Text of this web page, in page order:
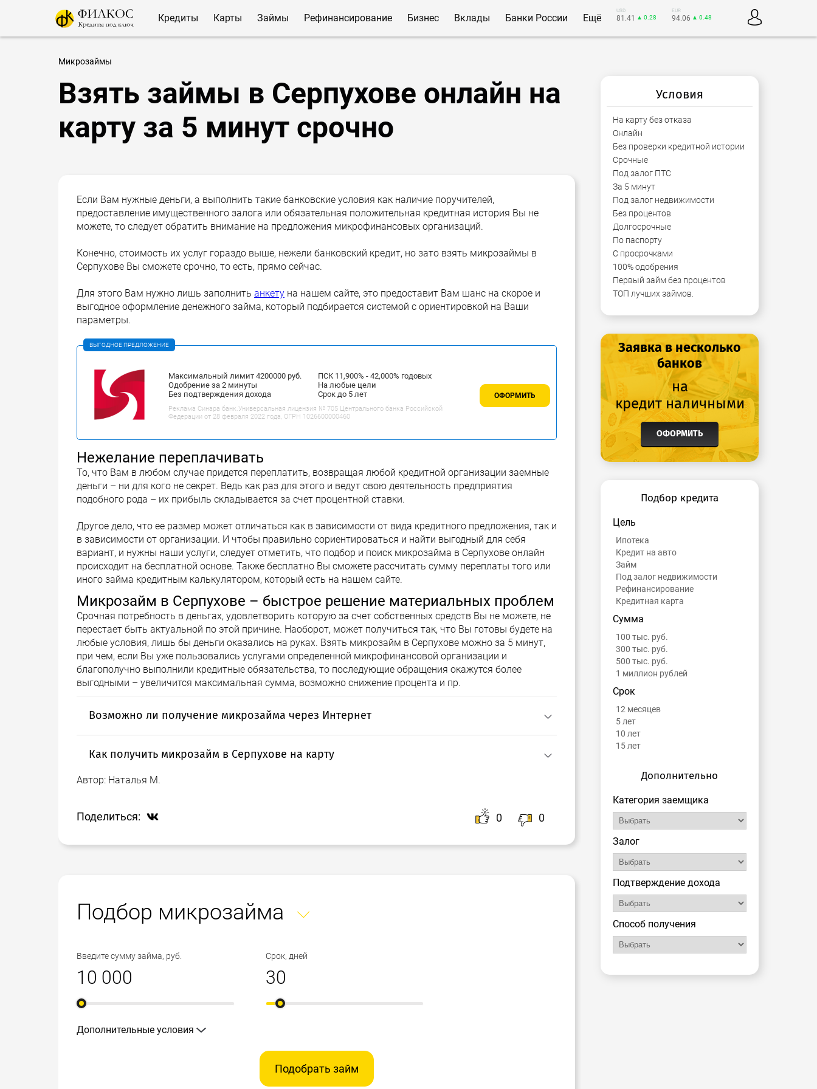
Кредиты Карты Займы Рефинансирование Бизнес Вклады Банки России Ещё
USD
81.41 ▲ 0.28
EUR
94.06 ▲ 0.48
Микрозаймы
Взять займы в Серпухове онлайн на
карту за 5 минут срочно
Если Вам нужные деньги, а выполнить такие банковские условия как наличие поручителей,
предоставление имущественного залога или обязательная положительная кредитная история Вы не
можете, то следует обратить внимание на предложения микрофинансовых организаций.
Конечно, стоимость их услуг гораздо выше, нежели банковский кредит, но зато взять микрозаймы в
Серпухове Вы сможете срочно, то есть, прямо сейчас.
Для этого Вам нужно лишь заполнить анкету на нашем сайте, это предоставит Вам шанс на скорое и
выгодное оформление денежного займа, который подбирается системой с ориентировкой на Ваши
параметры.
ВЫГОДНОЕ ПРЕДЛОЖЕНИЕ
Максимальный лимит 4200000 руб.
Одобрение за 2 минуты
Без подтверждения дохода
ПСК 11,900% - 42,000% годовых
На любые цели
Срок до 5 лет
Реклама Синара банк.Универсальная лицензия № 705 Центрального банка Российской
Федерации от 28 февраля 2022 года, ОГРН 1026600000460
ОФОРМИТЬ
Нежелание переплачивать
То, что Вам в любом случае придется переплатить, возвращая любой кредитной организации заемные
деньги – ни для кого не секрет. Ведь как раз для этого и ведут свою деятельность предприятия
подобного рода – их прибыль складывается за счет процентной ставки.
Другое дело, что ее размер может отличаться как в зависимости от вида кредитного предложения, так и
в зависимости от организации. И чтобы правильно сориентироваться и найти выгодный для себя
вариант, и нужны наши услуги, следует отметить, что подбор и поиск микрозайма в Серпухове онлайн
происходит на бесплатной основе. Также бесплатно Вы сможете рассчитать сумму переплаты того или
иного займа кредитным калькулятором, который есть на нашем сайте.
Микрозайм в Серпухове – быстрое решение материальных проблем
Срочная потребность в деньгах, удовлетворить которую за счет собственных средств Вы не можете, не
перестает быть актуальной по этой причине. Наоборот, может получиться так, что Вы готовы будете на
любые условия, лишь бы деньги оказались на руках. Взять микрозайм в Серпухове можно за 5 минут,
при чем, если Вы уже пользовались услугами определенной микрофинансовой организации и
благополучно выполнили кредитные обязательства, то последующие обращения окажутся более
выгодными – увеличится максимальная сумма, возможно снижение процента и пр.
Возможно ли получение микрозайма через Интернет
упрощает всю процедуру, позволяет избежать очередей, которые неприятны как заемщику, так и
получится большее число предложений. Взять микрозайм в Серпухове онлайн смогут
предпочитающих оформление непосредственно в офисе компании. Здесь:
Обращаем Ваше внимание, что кредитная история, конечно же, приветствуется положительная,
но то, что в ней есть отметки о прошлых просрочках не станет причиной для отказа, в этом
Как получить микрозайм в Серпухове на карту
Преимущества микрофинансирования пользуются повышенным спросом у населения, ведь не
нескольких минут, а использовать на свое усмотрение деньги в этот же день. Из документов Вам
нужен только паспорт, хотя в некоторых случаях потребуется один из следующих документов:
загранпаспорт;
Для экономии времени некоторые заемщики предпочитают получить не наличные, а перевод
средств на имеющуюся банковскую карту, карты крупных банков позволят Вам обналичить
средства в непосредственной близости от Вашего дома, к тому же станут еще одним
Автор: Наталья М.
Поделиться: 0 0
Подбор микрозайма
Введите сумму займа, руб. Срок, дней
Дополнительные условия
Подобрать займ
Условия
На карту без отказа
Онлайн
Без проверки кредитной истории
Срочные
Под залог ПТС
За 5 минут
Под залог недвижимости
Без процентов
Долгосрочные
По паспорту
С просрочками
100% одобрения
Первый займ без процентов
ТОП лучших займов.
Заявка в несколько
банков
на
кредит наличными
ОФОРМИТЬ
Подбор кредита
Цель
Ипотека
Кредит на авто
Займ
Под залог недвижимости
Рефинансирование
Кредитная карта
Сумма
100 тыс. руб.
300 тыс. руб.
500 тыс. руб.
1 миллион рублей
Срок
12 месяцев
5 лет
10 лет
15 лет
Дополнительно
Категория заемщика
Залог
Подтверждение дохода
Способ получения